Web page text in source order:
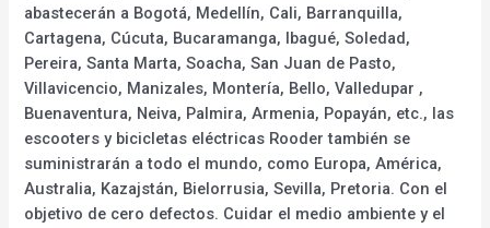
abastecerán a Bogotá, Medellín, Cali, Barranquilla,
Cartagena, Cúcuta, Bucaramanga, Ibagué, Soledad,
Pereira, Santa Marta, Soacha, San Juan de Pasto,
Villavicencio, Manizales, Montería, Bello, Valledupar ,
Buenaventura, Neiva, Palmira, Armenia, Popayán, etc., las
escooters y bicicletas eléctricas Rooder también se
suministrarán a todo el mundo, como Europa, América,
Australia, Kazajstán, Bielorrusia, Sevilla, Pretoria. Con el
objetivo de cero defectos. Cuidar el medio ambiente y el